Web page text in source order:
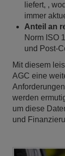
liefert, ,
immer
Anteil an
Norm ISO
und Post-
Mit diesem
AGC eine
werden
um diese
und